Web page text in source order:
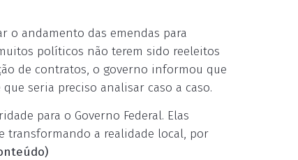
o andamento das emendas para
políticos não terem sido reeleitos
de contratos, o governo informou que
seria preciso analisar caso a caso.
para o Governo Federal. Elas
transformando a realidade local, por